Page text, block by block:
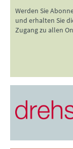
Werden Sie
und erhalten Sie
Zugang zu allen